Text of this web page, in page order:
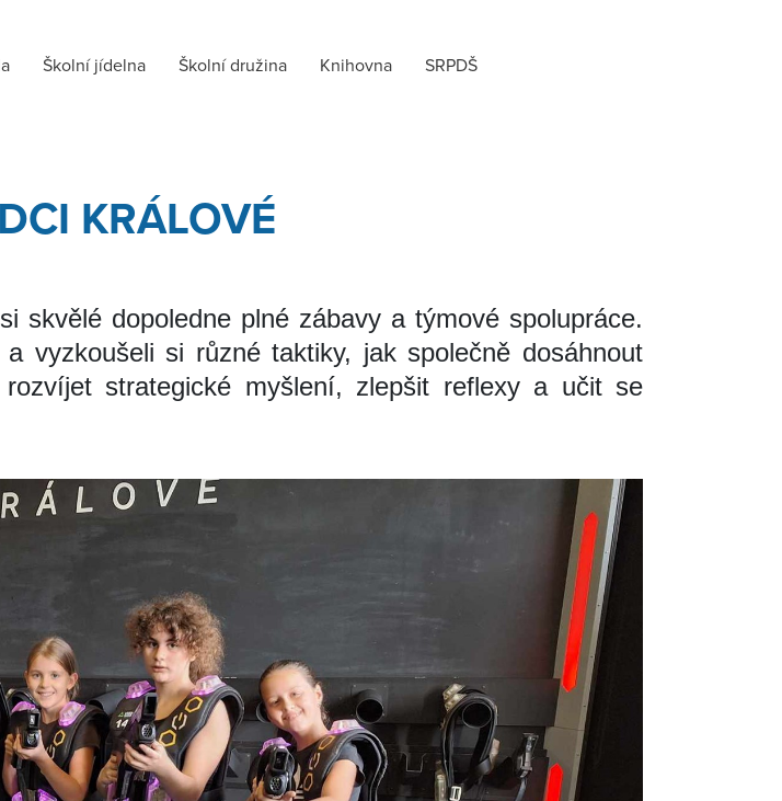
Školní jídelna Školní družina Knihovna SRPDŠ
KRÁLOVÉ
skvělé dopoledne plné zábavy a týmové spolupráce.
vyzkoušeli si různé taktiky, jak společně dosáhnout
strategické myšlení, zlepšit reflexy a učit se